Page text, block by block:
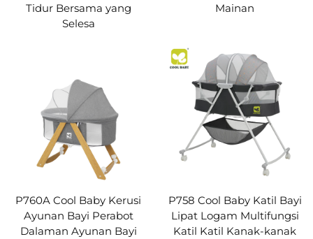
Tidur Bersama yang
Selesa
Mainan
P760A Cool Baby Kerusi
Ayunan Bayi Perabot
Dalaman Ayunan Bayi
P758 Cool Baby Katil Bayi
Lipat Logam Multifungsi
Katil Katil Kanak-kanak